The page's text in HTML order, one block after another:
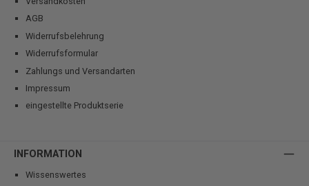
AGB
Widerrufsbelehrung
Widerrufsformular
Zahlungs und Versandarten
Impressum
eingestellte Produktserie
INFORMATION
Wissenswertes